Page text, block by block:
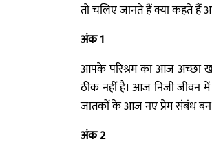
तो चलिए जानते हैं क्या
अंक 1
आपके परिश्रम का आज अच्छा
ठीक नहीं है। आज निजी जीवन में
जातकों के आज नए प्रेम संबंध बन
अंक 2